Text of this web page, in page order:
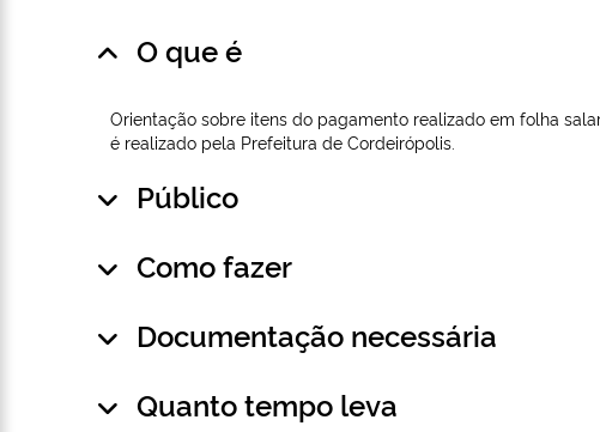
O que é
Orientação sobre itens do pagamento realizado em folha
é realizado pela Prefeitura de Cordeirópolis.
Público
Como fazer
Documentação necessária
Quanto tempo leva